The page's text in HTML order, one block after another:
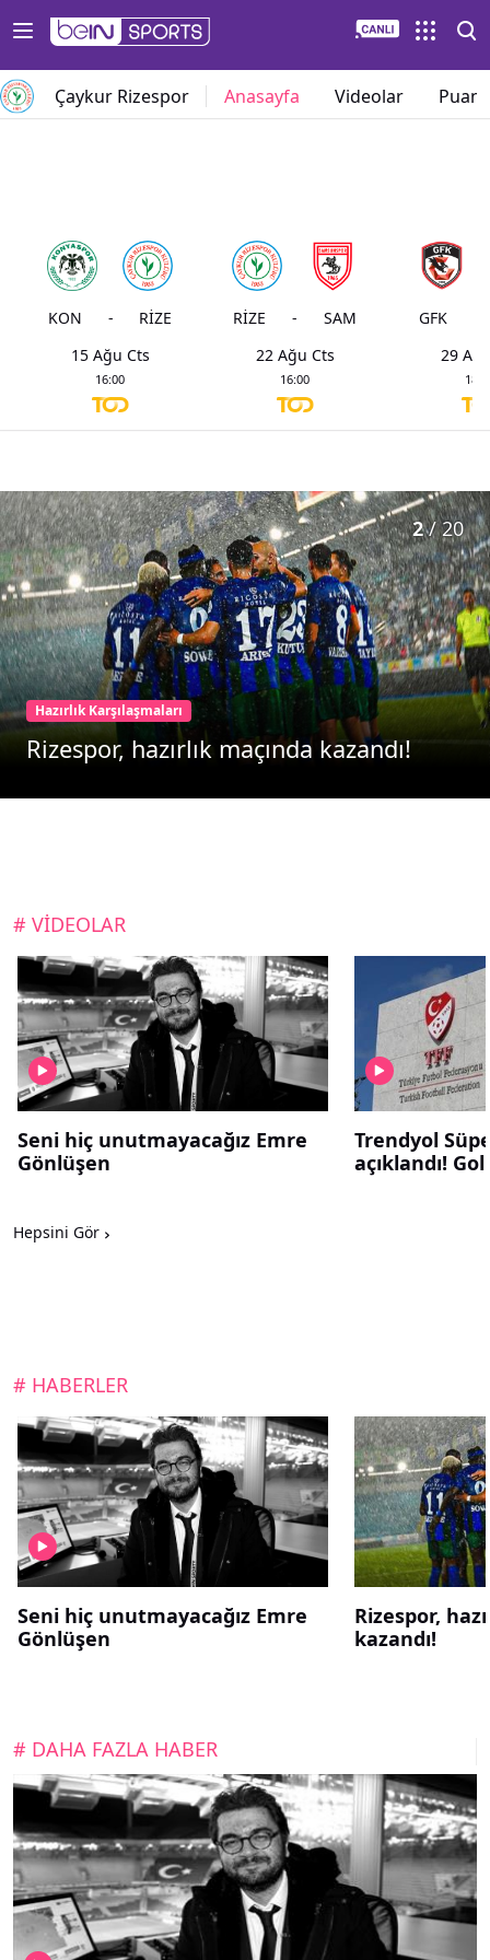
Çaykur Rizespor Anasayfa Videolar Puan
KON -
RİZE
15 Ağu Cts
16:00
RİZE -
SAM
22 Ağu Cts
16:00
GFK
29
2/20
Hazırlık Karşılaşmaları
Rizespor, hazırlık maçında kazandı!
# VİDEOLAR
Seni hiç unutmayacağız Emre
Gönlüşen
Trendyol
açıklandı!
Hepsini Gör
# HABERLER
Seni hiç unutmayacağız Emre
Gönlüşen
Rizespor,
kazandı!
# DAHA FAZLA HABER